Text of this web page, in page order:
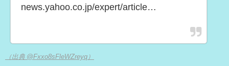
news.yahoo.co.jp/expert/article…
（出典 @Fxxo8sFleWZreyq）